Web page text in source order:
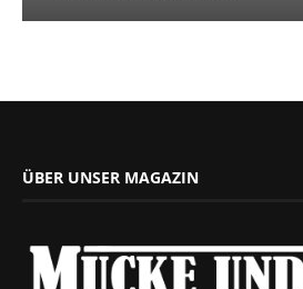
ÜBER UNSER MAGAZIN